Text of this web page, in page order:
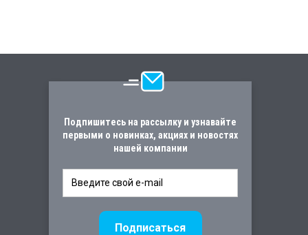
Подпишитесь на рассылку и узнавайте
первыми о новинках, акциях и новостях
нашей компании